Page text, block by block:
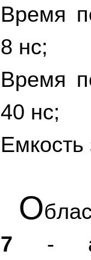
Время
8 нс;
Время
40 нс;
Емкость
О
7 -